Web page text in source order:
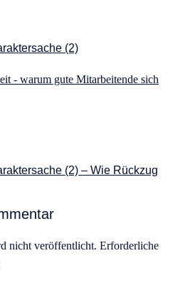
(2)
(2) – Wie Rückzug
nicht veröffentlicht. Erforderliche